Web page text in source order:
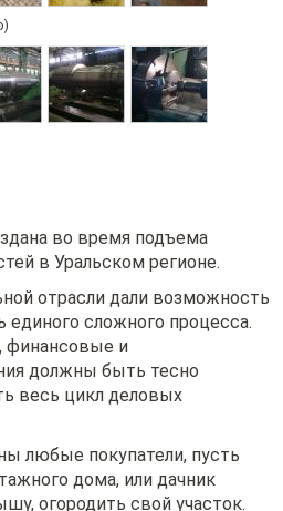
во время подъема
в Уральском регионе.
отрасли дали возможность
единого сложного процесса.
финансовые и
должны быть тесно
весь цикл деловых
любые покупатели, пусть
дома, или дачник
огородить свой участок.